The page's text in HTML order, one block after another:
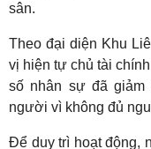
sân.
Theo đại diện Khu
vị hiện tự chủ tài
số nhân sự đã giảm
người vì không đủ
Để duy trì hoạt động,